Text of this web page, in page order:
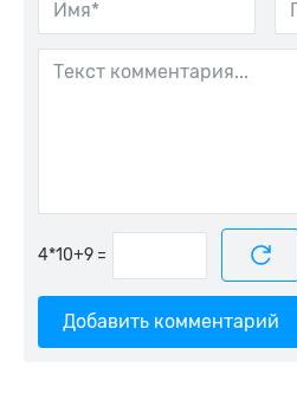
=
Добавить комментарий